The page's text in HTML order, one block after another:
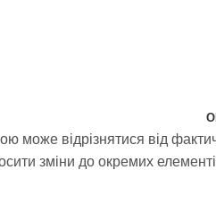
може відрізнятися від
зміни до окремих